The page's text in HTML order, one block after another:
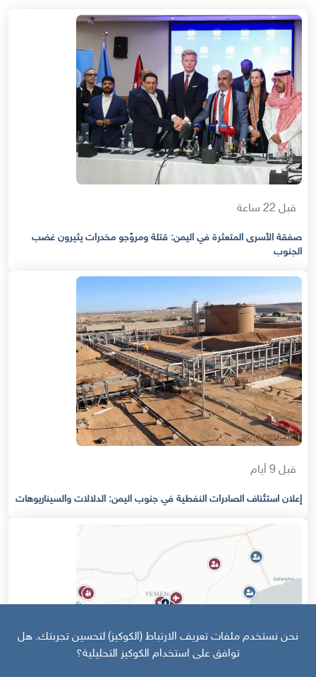
قبل 22 ساعة
صفقة الأسرى المتعثرة في اليمن: قتلة ومروّجو مخدرات يثيرون غضب
الجنوب
قبل 9 أيام
إعلان استئناف الصادرات النفطية في جنوب اليمن: الدلالات والسيناريوهات
نحن نستخدم ملفات تعريف الارتباط (الكوكيز) لتحسين تجربتك. هل
توافق على استخدام الكوكيز التحليلية؟